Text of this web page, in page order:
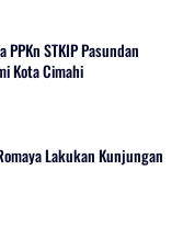
STKIP Pasundan
Kota Cimahi
Lakukan Kunjungan